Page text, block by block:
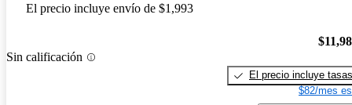
El precio incluye envío de $1,993
Sin calificación
El precio incluye tasas
$82/mes